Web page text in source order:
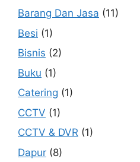
Barang Dan Jasa (11)
Besi (1)
Bisnis (2)
Buku (1)
Catering (1)
CCTV (1)
CCTV & DVR (1)
Dapur (8)